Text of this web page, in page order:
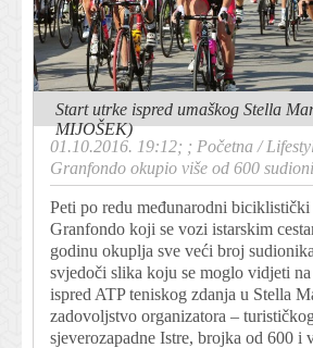
Start utrke ispred umaškog Stella
MIJOŠEK)
01.10.2016. 19:12; ; Početna /
Granfondo okupio više od 600
Peti po redu međunarodni biciklistički
Granfondo koji se vozi istarskim
godinu okuplja sve veći broj
svjedoči slika koju se moglo vidjeti na
ispred ATP teniskog zdanja u Stella
zadovoljstvo organizatora –
sjeverozapadne Istre, brojka od 600 i